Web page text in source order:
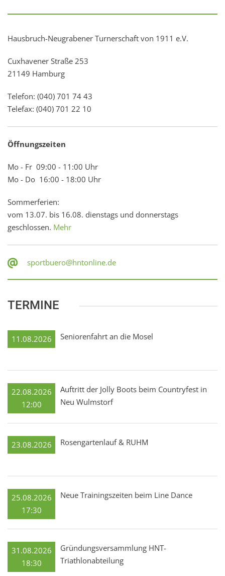
Hausbruch-Neugrabener Turnerschaft von 1911 e.V.
Cuxhavener Straße 253
21149 Hamburg
Telefon: (040) 701 74 43
Telefax: (040) 701 22 10
Öffnungszeiten
Mo - Fr 09:00 - 11:00 Uhr
Mo - Do 16:00 - 18:00 Uhr
Sommerferien:
vom 13.07. bis 16.08. dienstags und donnerstags
geschlossen. Mehr
sportbuero@hntonline.de
TERMINE
11.08.2026 Seniorenfahrt an die Mosel
22.08.2026
12:00
Auftritt der Jolly Boots beim Countryfest in
Neu Wulmstorf
23.08.2026 Rosengartenlauf & RUHM
25.08.2026
17:30
Neue Trainingszeiten beim Line Dance
31.08.2026
18:30
Gründungsversammlung HNT-
Triathlonabteilung